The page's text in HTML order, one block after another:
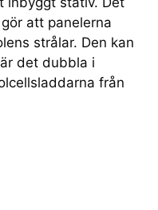
att panelerna
strålar. Den kan
det dubbla i
från